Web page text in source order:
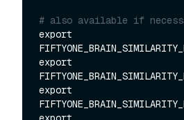
# also available if
export
export
export